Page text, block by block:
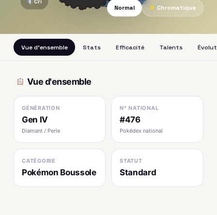
Normal
★ Chromatique
Vue d'ensemble Stats Efficacité Talents
Vue d'ensemble
GÉNÉRATION
Gen IV
Diamant / Perle
N° NATIONAL
#476
Pokédex national
CATÉGORIE
Pokémon Boussole
STATUT
Standard